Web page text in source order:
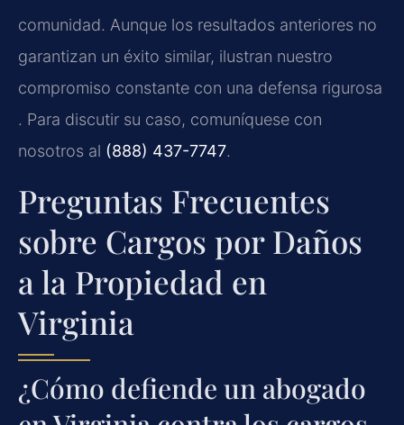
comunidad. Aunque los resultados anteriores no
garantizan un éxito similar, ilustran nuestro
compromiso constante con una defensa rigurosa
. Para discutir su caso, comuníquese con
nosotros al (888) 437-7747.
Preguntas Frecuentes
sobre Cargos por Daños
a la Propiedad en
Virginia
¿Cómo defiende un abogado